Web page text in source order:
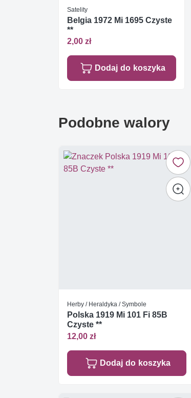
Satelity
Belgia 1972 Mi 1695 Czyste
**
2,00 zł
Dodaj do koszyka
Podobne walory
Herby / Heraldyka / Symbole
Polska 1919 Mi 101 Fi 85B
Czyste **
12,00 zł
Dodaj do koszyka